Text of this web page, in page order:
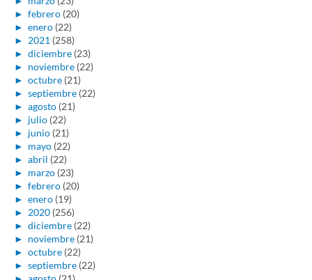
► febrero (20)
► enero (22)
► 2021 (258)
► diciembre (23)
► noviembre (22)
► octubre (21)
► septiembre (22)
► agosto (21)
► julio (22)
► junio (21)
► mayo (22)
► abril (22)
► marzo (23)
► febrero (20)
► enero (19)
► 2020 (256)
► diciembre (22)
► noviembre (21)
► octubre (22)
► septiembre (22)